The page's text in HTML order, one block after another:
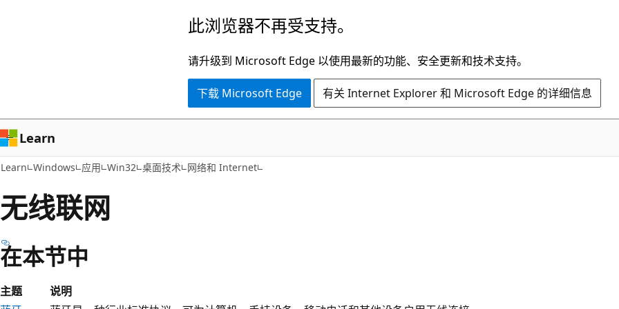
容
此浏览器不再受支持。
请升级到 Microsoft Edge 以使用最新的功能、安全更新和技术支持。
下载 Microsoft Edge 有关 Internet Explorer 和 Microsoft Edge 的详细信息
Learn
Learn Windows 应用 Win32 桌面技术 网络和 Internet
无线联网
在本节中
主题
说明